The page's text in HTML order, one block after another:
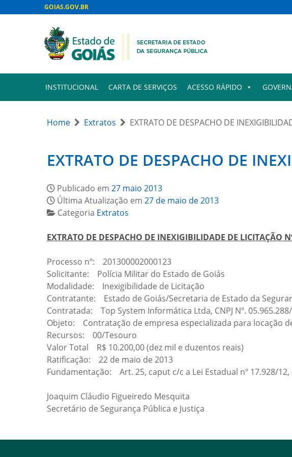
GOIAS.GOV.BR
INSTITUCIONAL CARTA DE SERVIÇOS ACESSO RÁPIDO
Home Extratos EXTRATO DE DESPACHO DE
EXTRATO DE DESPACHO DE
Publicado em 27 maio 2013
Última Atualização em 27 de maio de 2013
Categoria Extratos
EXTRATO DE DESPACHO DE INEXIGIBILIDADE DE LICITAÇÃO
Processo nº: 201300002000123
Solicitante: Polícia Militar do Estado de Goiás
Modalidade: Inexigibilidade de Licitação
Contratante: Estado de Goiás/Secretaria de Estado da
Contratada: Top System Informática Ltda, CNPJ Nº.
Objeto: Contratação de empresa especializada para locação
Recursos: 00/Tesouro
Valor Total R$ 10.200,00 (dez mil e duzentos reais)
Ratificação: 22 de maio de 2013
Fundamentação: Art. 25, caput c/c a Lei Estadual nº 17.928/
Joaquim Cláudio Figueiredo Mesquita
Secretário de Segurança Pública e Justiça